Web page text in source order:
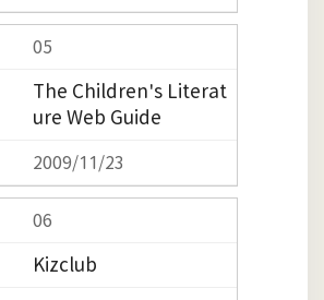
05
The Children's Literat
ure Web Guide
2009/11/23
06
Kizclub